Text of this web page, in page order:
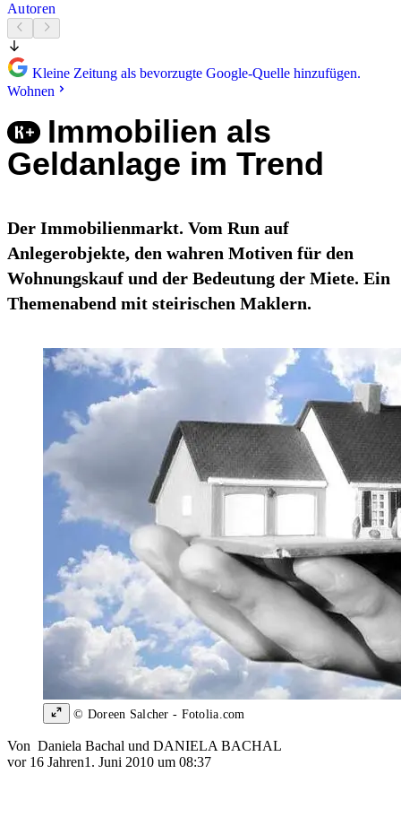
Autoren
Kleine Zeitung als bevorzugte Google-Quelle hinzufügen.
Wohnen
Immobilien als
Geldanlage im Trend
Der Immobilienmarkt. Vom Run auf
Anlegerobjekte, den wahren Motiven für den
Wohnungskauf und der Bedeutung der Miete. Ein
Themenabend mit steirischen Maklern.
© Doreen Salcher - Fotolia.com
Von Daniela Bachal und DANIELA BACHAL
vor 16 Jahren1. Juni 2010 um 08:37